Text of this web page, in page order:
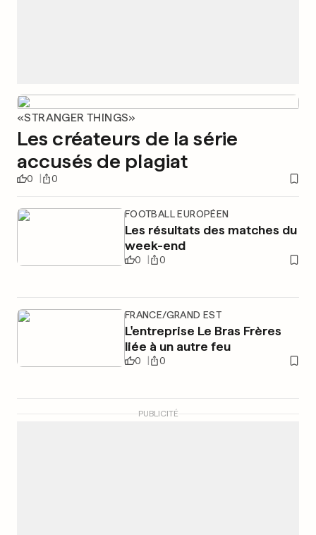
«STRANGER THINGS»
Les créateurs de la série
accusés de plagiat
0 0
FOOTBALL EUROPÉEN
Les résultats des matches du
week-end
0 0
FRANCE/GRAND EST
L'entreprise Le Bras Frères
liée à un autre feu
0 0
PUBLICITÉ